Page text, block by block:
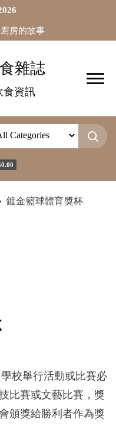
廚房的故事
雜誌
食資訊
鍍金籃球體育獎杯
校舉行活動或比賽必
比賽或文藝比賽，獎
頒獎給勝利者作為獎